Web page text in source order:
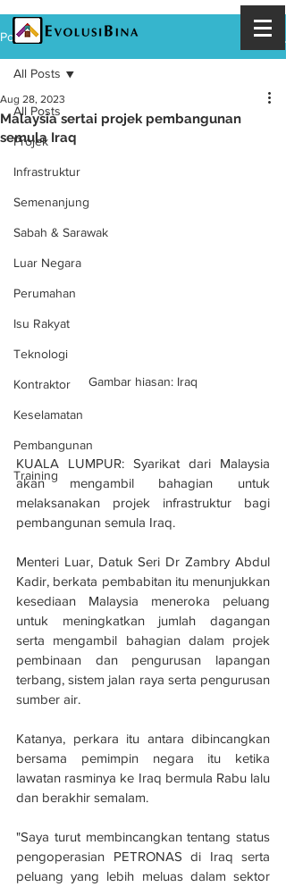
Post
All Posts
Projek
Infrastruktur
Semenanjung
Sabah & Sarawak
Luar Negara
Perumahan
Isu Rakyat
Teknologi
Kontraktor
Keselamatan
Pembangunan
Training
All Posts
Malaysia sertai projek pembangunan
semula Iraq
Aug 28, 2023
Gambar hiasan: Iraq
KUALA LUMPUR: Syarikat dari Malaysia
akan mengambil bahagian untuk
melaksanakan projek infrastruktur bagi
pembangunan semula Iraq.
Menteri Luar, Datuk Seri Dr Zambry Abdul
Kadir, berkata pembabitan itu menunjukkan
kesediaan Malaysia meneroka peluang
untuk meningkatkan jumlah dagangan
serta mengambil bahagian dalam projek
pembinaan dan pengurusan lapangan
terbang, sistem jalan raya serta pengurusan
sumber air.
Katanya, perkara itu antara dibincangkan
bersama pemimpin negara itu ketika
lawatan rasminya ke Iraq bermula Rabu lalu
dan berakhir semalam.
"Saya turut membincangkan tentang status
pengoperasian PETRONAS di Iraq serta
peluang yang lebih meluas dalam sektor